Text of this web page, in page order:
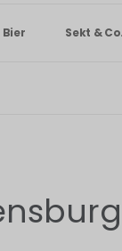
Bier Sekt & Co.